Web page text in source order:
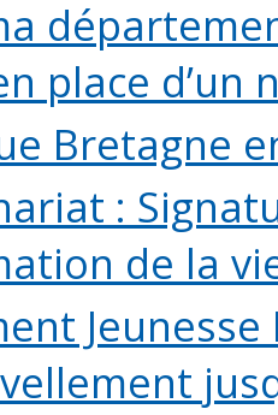
place d’un
Bretagne
:
de la